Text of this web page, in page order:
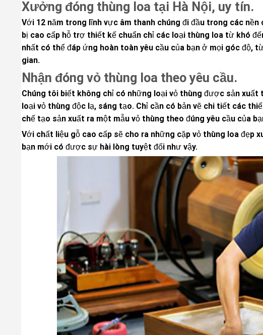
Xưởng đóng thùng loa tại Hà Nội, uy tín.
Với 12 năm trong lĩnh vực âm thanh chúng đi đầu trong các
bị cao cấp hỗ trợ thiết kế chuẩn chỉ các loại thùng loa từ khó
nhất có thể đáp ứng hoàn toàn yêu cầu của bạn ở mọi góc
gian.
Nhận đóng vỏ thùng loa theo yêu cầu.
Chúng tôi biết không chỉ có những loại vỏ thùng được sản
loại vỏ thùng độc lạ, sáng tạo. Chỉ cần có bản vẽ chi tiết các
chế tạo sản xuất ra một mẫu vỏ thùng theo đúng yêu cầu của
Với chất liệu gỗ cao cấp sẽ cho ra những cặp vỏ thùng loa đẹp
bạn mới có được sự hài lòng tuyệt đối như vậy.